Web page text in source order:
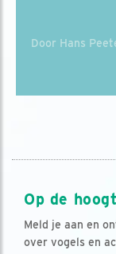
Door Hans
Op de
Meld je aan en
over vogels en